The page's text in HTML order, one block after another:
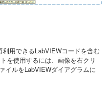
用できるLabVIEWコードを含む
を使用するには、画像を右クリ
イルをLabVIEWダイアグラムに